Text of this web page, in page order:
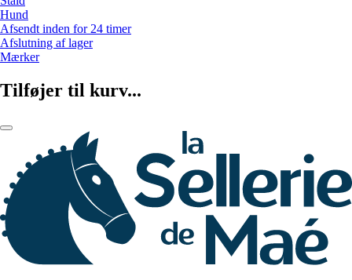
Hund
Afsendt inden for 24 timer
Afslutning af lager
Mærker
Tilføjer til kurv...